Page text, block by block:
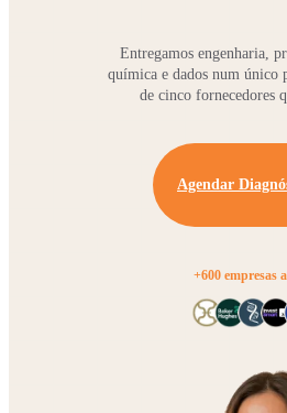
Entregamos engenharia,
química e dados num único
de cinco fornecedores
Agendar
+600 empresas